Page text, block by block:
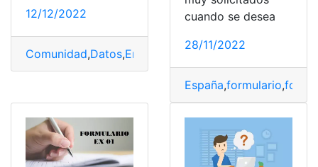
12/12/2022
Comunidad,Datos,Empresas formulario,Información
cuando se desea
28/11/2022
España,formulario,